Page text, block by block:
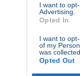
I want to
Advertising.
Opted In
I want to
of my
was collected.
Opted Out
Burrows/